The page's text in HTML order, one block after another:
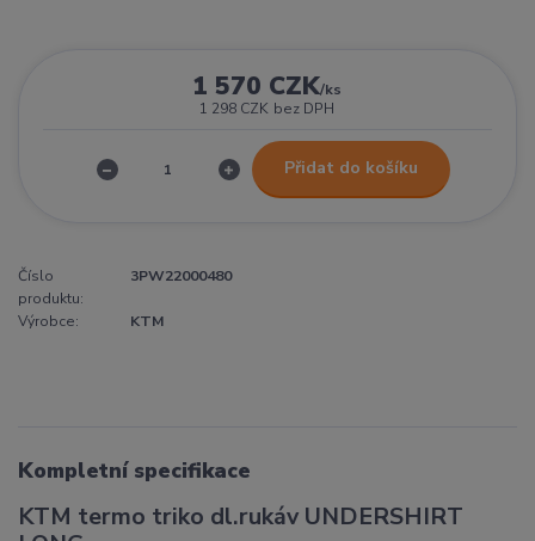
1 570 CZK/ks
1 298 CZK bez DPH
Přidat do košíku
Číslo
produktu:
3PW22000480
Výrobce: KTM
Kompletní specifikace
KTM termo triko dl.rukáv UNDERSHIRT